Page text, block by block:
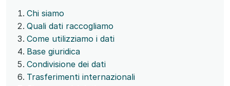
Chi siamo
Quali dati raccogliamo
Come utilizziamo i dati
Base giuridica
Condivisione dei dati
Trasferimenti internazionali